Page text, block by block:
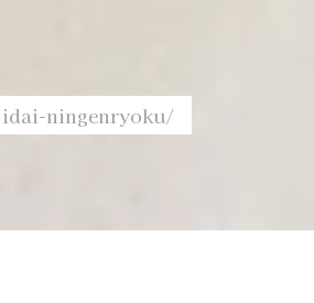
ningenryoku/